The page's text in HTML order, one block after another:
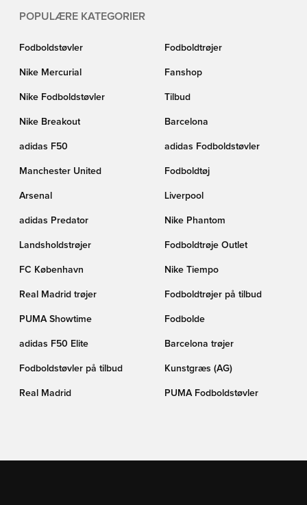
POPULÆRE KATEGORIER
Fodboldstøvler Fodboldtrøjer
Nike Mercurial Fanshop
Nike Fodboldstøvler Tilbud
Nike Breakout Barcelona
adidas F50 adidas Fodboldstøvler
Manchester United Fodboldtøj
Arsenal Liverpool
adidas Predator Nike Phantom
Landsholdstrøjer Fodboldtrøje Outlet
FC København Nike Tiempo
Real Madrid trøjer Fodboldtrøjer på tilbud
PUMA Showtime Fodbolde
adidas F50 Elite Barcelona trøjer
Fodboldstøvler på tilbud Kunstgræs (AG)
Real Madrid PUMA Fodboldstøvler